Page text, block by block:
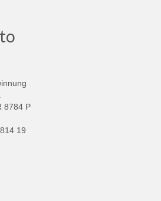
8784 P
19